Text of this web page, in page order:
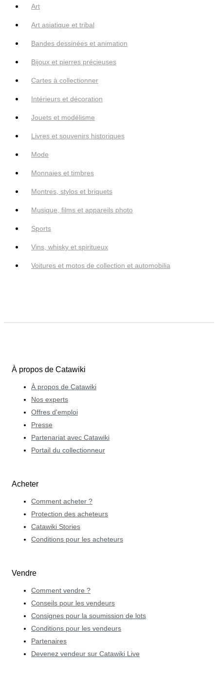
Art
Art asiatique et tribal
Bandes dessinées et animation
Bijoux et pierres précieuses
Cartes à collectionner
Intérieurs et décoration
Jouets et modélisme
Livres et souvenirs historiques
Mode
Monnaies et timbres
Montres, stylos et briquets
Musique, films et appareils photo
Sports
Vins, whisky et spiritueux
Voitures et motos de collection et automobilia
À propos de Catawiki
À propos de Catawiki
Nos experts
Offres d'emploi
Presse
Partenariat avec Catawiki
Portail du collectionneur
Acheter
Comment acheter ?
Protection des acheteurs
Catawiki Stories
Conditions pour les acheteurs
Vendre
Comment vendre ?
Conseils pour les vendeurs
Consignes pour la soumission de lots
Conditions pour les vendeurs
Partenaires
Devenez vendeur sur Catawiki Live